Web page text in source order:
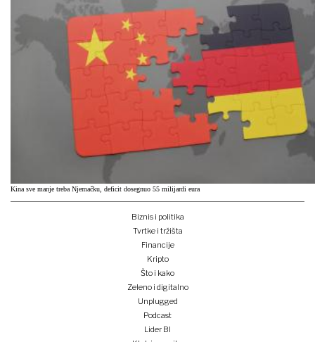
Kina sve manje treba Njemačku, deficit dosegnuo 55 milijardi eura
Biznis i politika
Tvrtke i tržišta
Financije
Kripto
Što i kako
Zeleno i digitalno
Unplugged
Podcast
Lider BI